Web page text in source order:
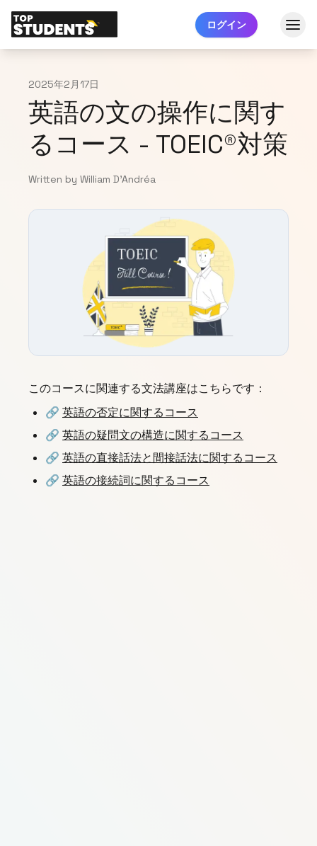
ログイン
2025年2月17日
英語の文の操作に関す
るコース - TOEIC®対策
Written by William D'Andréa
このコースに関連する文法講座はこちらです：
🔗 英語の否定に関するコース
🔗 英語の疑問文の構造に関するコース
🔗 英語の直接話法と間接話法に関するコース
🔗 英語の接続詞に関するコース